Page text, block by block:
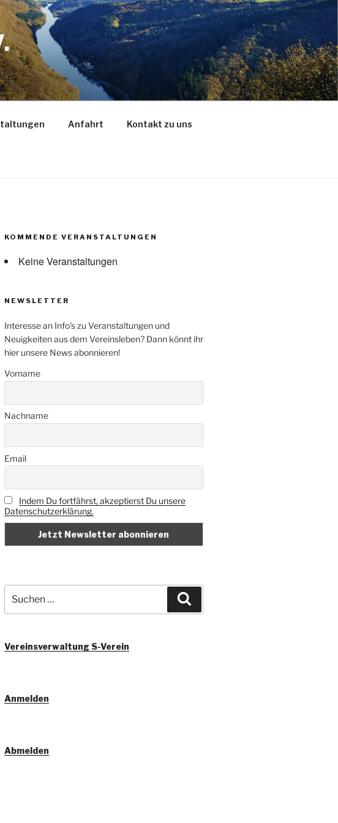
Anfahrt Kontakt zu uns
KOMMENDE VERANSTALTUNGEN
Keine Veranstaltungen
NEWSLETTER
Interesse an Info's zu Veranstaltungen und
Neuigkeiten aus dem Vereinsleben? Dann könnt ihr
hier unsere News abonnieren!
Vorname
Nachname
Email
Indem Du fortfährst, akzeptierst Du unsere
Datenschutzerklärung.
nach:
Vereinsverwaltung S-Verein
Anmelden
Abmelden